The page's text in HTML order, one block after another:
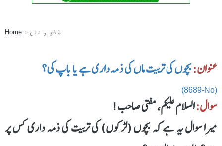
Home طلاق و خلع
عنوان:بچوں کی تربیت ماں کی ذمہ داری ہے یا باپ کی؟
(8689-No)
سوال:السلام علیکم، مفتی صاحب!
میرا سوال یہ ہے کہ بچوں (لڑکوں) کی تربیت کی ذمہ داری کس پر